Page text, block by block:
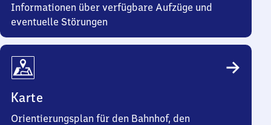
Informationen über verfügbare Aufzüge und
eventuelle Störungen
Karte
Orientierungsplan für den Bahnhof, den